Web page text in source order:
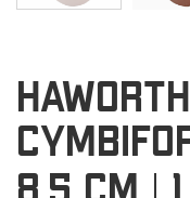
8,5 CM |